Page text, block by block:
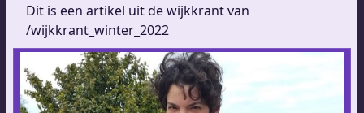
Dit is een artikel uit de wijkkrant van
/wijkkrant_winter_2022